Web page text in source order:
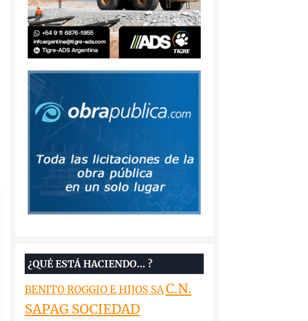
¿QUÉ ESTÁ HACIENDO… ?
BENITO ROGGIO E HIJOS SAC.N.
SAPAG SOCIEDAD